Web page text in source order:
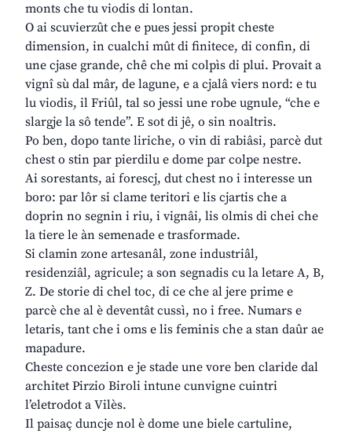
monts che tu viodis di lontan.
O ai scuvierzût che e pues jessi propit cheste
dimension, in cualchi mût di finitece, di confin, di
une cjase grande, chê che mi colpìs di plui. Provait a
vignî sù dal mâr, de lagune, e a cjalâ viers nord: e tu
lu viodis, il Friûl, tal so jessi une robe ugnule, “che e
slargje la sô tende”. E sot di jê, o sin noaltris.
Po ben, dopo tante liriche, o vin di rabiâsi, parcè dut
chest o stin par pierdilu e dome par colpe nestre.
Ai sorestants, ai forescj, dut chest no i interesse un
boro: par lôr si clame teritori e lis cjartis che a
doprin no segnin i riu, i vignâi, lis olmis di chei che
la tiere le àn semenade e trasformade.
Si clamin zone artesanâl, zone industriâl,
residenziâl, agricule; a son segnadis cu la letare A, B,
Z. De storie di chel toc, di ce che al jere prime e
parcè che al è deventât cussì, no i free. Numars e
letaris, tant che i oms e lis feminis che a stan daûr ae
mapadure.
Cheste concezion e je stade une vore ben claride dal
architet Pirzio Biroli intune cunvigne cuintri
l’eletrodot a Vilès.
Il paisaç duncje nol è dome une biele cartuline,